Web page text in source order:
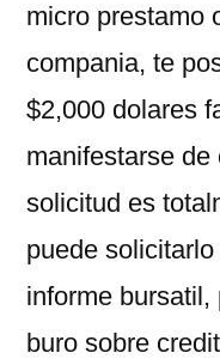
micro prestamo
compania, te
$2,000 dolares
manifestarse
solicitud es
puede
informe
buro sobre